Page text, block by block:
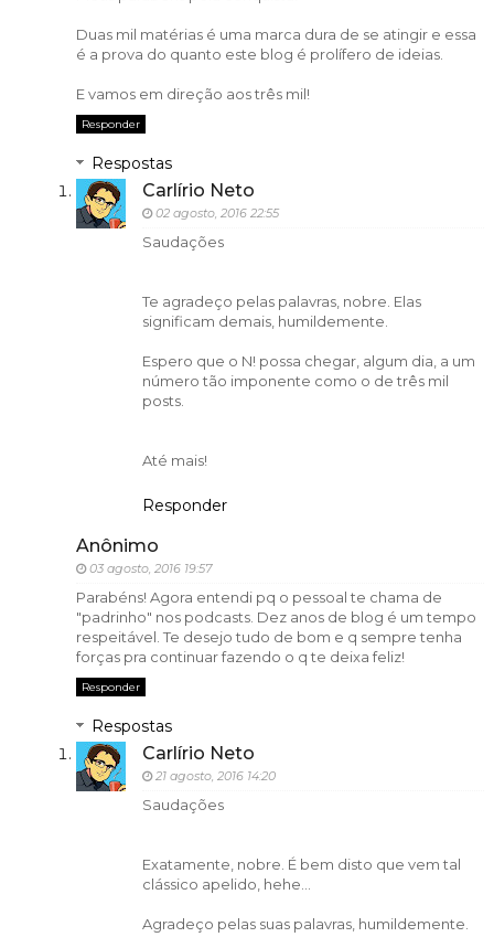
Duas mil matérias é uma marca dura de se atingir e essa
é a prova do quanto este blog é prolífero de ideias.
E vamos em direção aos três mil!
Responder
Respostas
Carlírio Neto
02 agosto, 2016 22:55
Saudações
Te agradeço pelas palavras, nobre. Elas
significam demais, humildemente.
Espero que o N! possa chegar, algum dia, a um
número tão imponente como o de três mil
posts.
Até mais!
Responder
Anônimo
03 agosto, 2016 19:57
Parabéns! Agora entendi pq o pessoal te chama de
"padrinho" nos podcasts. Dez anos de blog é um tempo
respeitável. Te desejo tudo de bom e q sempre tenha
forças pra continuar fazendo o q te deixa feliz!
Responder
Respostas
Carlírio Neto
21 agosto, 2016 14:20
Saudações
Exatamente, nobre. É bem disto que vem tal
clássico apelido, hehe...
Agradeço pelas suas palavras, humildemente.